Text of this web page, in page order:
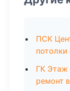
ПСК
ГК Этаж
ремонт